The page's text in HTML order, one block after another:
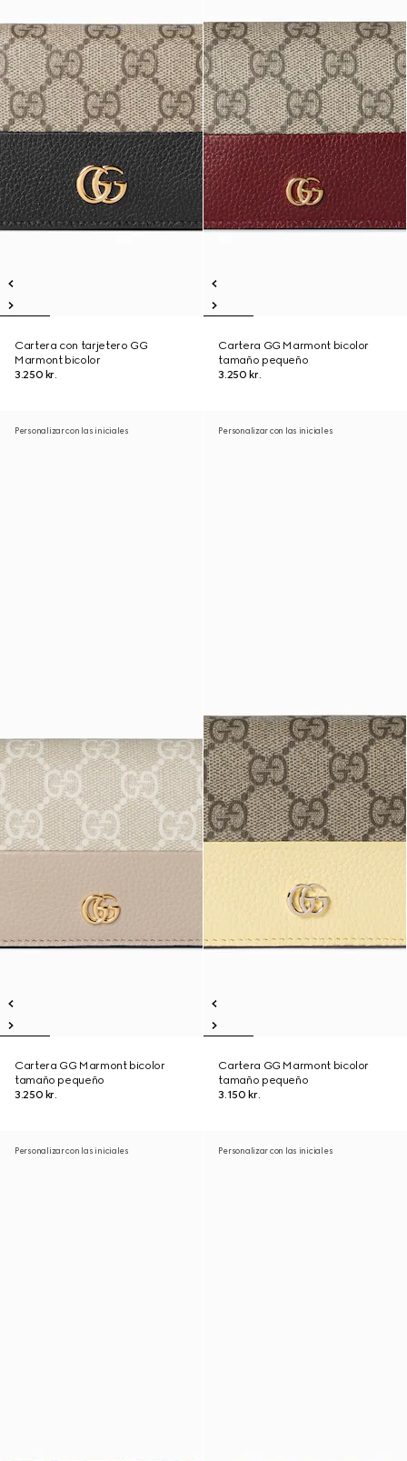
Cartera con tarjetero GG
Marmont bicolor
3.250 kr.
Cartera GG Marmont bicolor
tamaño pequeño
3.250 kr.
Personalizar con las iniciales
Cartera GG Marmont bicolor
tamaño pequeño
3.250 kr.
Personalizar con las iniciales
Cartera GG Marmont bicolor
tamaño pequeño
3.150 kr.
Personalizar con las iniciales Personalizar con las iniciales